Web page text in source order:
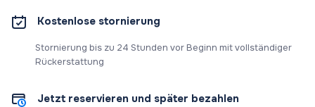
Kostenlose stornierung
Stornierung bis zu 24 Stunden vor Beginn mit vollständiger
Rückerstattung
Jetzt reservieren und später bezahlen